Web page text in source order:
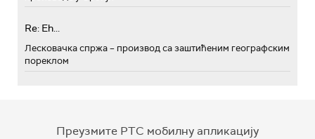
Re: Eh...
Лесковачка спржа – производ са заштићеним географским
пореклом
Преузмите РТС мобилну апликацију